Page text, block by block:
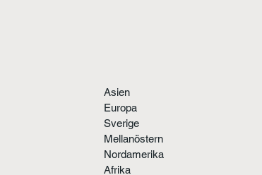
Asien
Europa
Sverige
Mellanöstern
Nordamerika
Afrika